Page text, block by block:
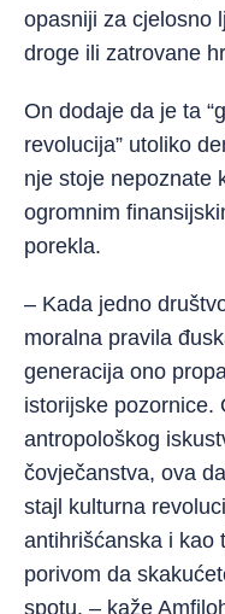
opasniji za cjelosno
droge ili zatrovane
On dodaje da je ta
revolucija” utoliko
nje stoje nepoznate
ogromnim
porekla.
– Kada jedno
moralna pravila
generacija ono
istorijske pozornice.
antropološkog
čovječanstva, ova
stajl kulturna
antihrišćanska i kao
porivom da
spotu, – kaže